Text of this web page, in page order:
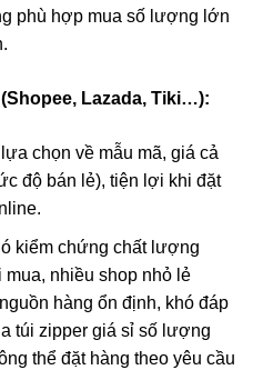
phù hợp mua số lượng lớn
Lazada, Tiki…):
chọn về mẫu mã, giá cả
độ bán lẻ), tiện lợi khi đặt
kiểm chứng chất lượng
nhiều shop nhỏ lẻ
hàng ổn định, khó đáp
túi zipper giá sỉ số lượng
thể đặt hàng theo yêu cầu